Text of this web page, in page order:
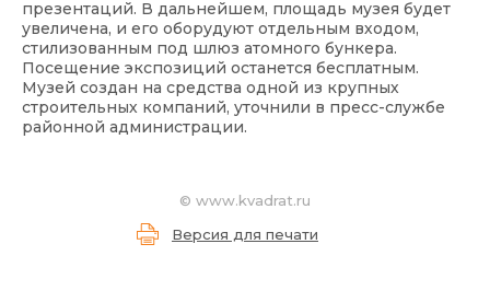
презентаций. В дальнейшем, площадь музея будет
увеличена, и его оборудуют отдельным входом,
стилизованным под шлюз атомного бункера.
Посещение экспозиций останется бесплатным.
Музей создан на средства одной из крупных
строительных компаний, уточнили в пресс-службе
районной администрации.
© www.kvadrat.ru
Версия для печати